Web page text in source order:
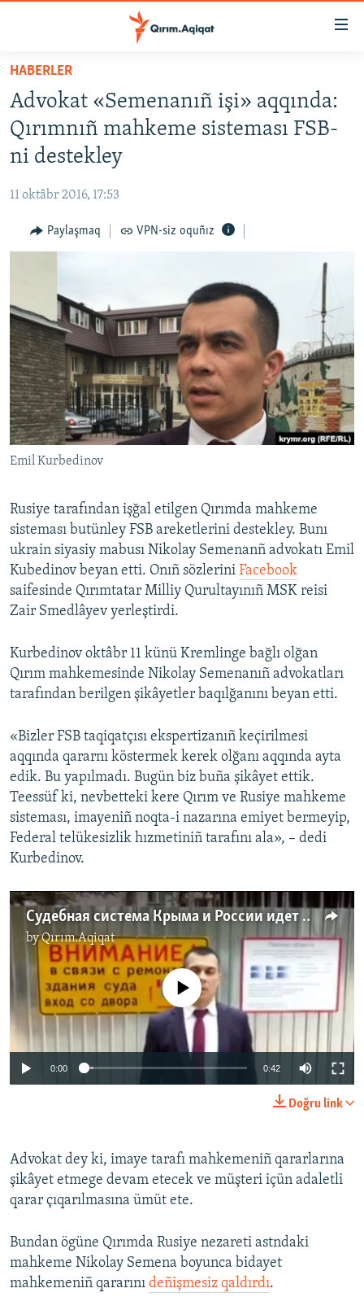
Esas
qaytmaq
Baş
navigatsiyağa
qaytmaq
Qıdıruvğa
HABERLER
İQTİSADİYAT
MEDENİYET
İNSAN AQLARI
BLOGLAR
FİKİR
Русский
Українською
QOŞULIÑIZ!
RFE/RS bütün saytları
HABERLER
Advokat «Semenanıñ işi» aqqında:
Qırımnıñ mahkeme sisteması FSB-
ni destekley
11 oktâbr 2016, 17:53
Paylaşmaq VPN-siz oquñız
Emil Kurbedinov
Rusiye tarafından işğal etilgen Qırımda mahkeme
sisteması butünley FSB areketlerini destekley. Bunı
ukrain siyasiy mabusı Nikolay Semenanñ advokatı Emil
Kubedinov beyan etti. Onıñ sözlerini Facebook
saifesinde Qırımtatar Milliy Qurultayınıñ MSK reisi
Zair Smedlâyev yerleştirdi.
Kurbedinov oktâbr 11 künü Kremlinge bağlı olğan
Qırım mahkemesinde Nikolay Semenanıñ advokatları
tarafından berilgen şikâyetler baqılğanını beyan etti.
«Bizler FSB taqiqatçısı ekspertizanıñ keçirilmesi
aqqında qararnı köstermek kerek olğanı aqqında ayta
edik. Bu yapılmadı. Bugün biz buña şikâyet ettik.
Teessüf ki, nevbetteki kere Qırım ve Rusiye mahkeme
sisteması, imayeniñ noqta-i nazarına emiyet bermeyip,
Federal telükesizlik hızmetiniñ tarafını ala», – dedi
Kurbedinov.
Судебная система Крыма и России идет на встречу ФСБ – адвокат (видео)
byQırım.Aqiqat
No media source currently available
0:00 0:42
Doğru link
Advokat dey ki, imaye tarafı mahkemeniñ qararlarına
şikâyet etmege devam etecek ve müşteri içün adaletli
qarar çıqarılmasına ümüt ete.
Bundan ögüne Qırımda Rusiye nezareti astndaki
mahkeme Nikolay Semena boyunca bidayet
mahkemeniñ qararını deñişmesiz qaldırdı.